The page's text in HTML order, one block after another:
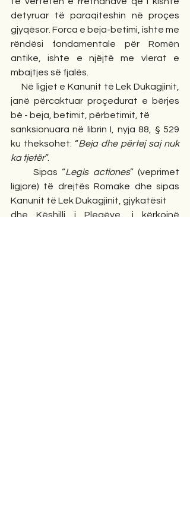
detyruar të paraqiteshin në proçes
gjyqësor. Forca e beja-betimi, ishte me
rëndësi fondamentale për Romën
antike, ishte e njëjtë me vlerat e
mbajtjes së fjalës.
Në ligjet e Kanunit të Lek Dukagjinit,
janë përcaktuar proçedurat e bërjes
bè - beja, betimit, përbetimit, të
sanksionuara në librin I, nyja 88, § 529
ku theksohet: “Beja dhe përtej saj nuk
ka tjetër”.
Sipas “Legis actiones” (veprimet
ligjore) të drejtës Romake dhe sipas
Kanunit të Lek Dukagjinit, gjykatësit
dhe Këshilli i Pleqëve, i kërkojnë